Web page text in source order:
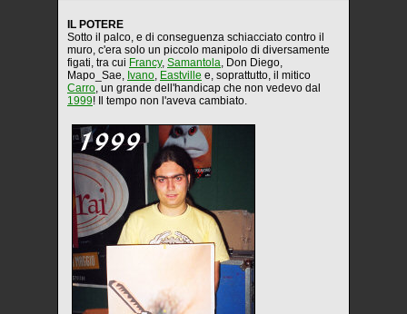
IL POTERE
Sotto il palco, e di conseguenza schiacciato contro il
muro, c'era solo un piccolo manipolo di diversamente
figati, tra cui Francy, Samantola , Don Diego,
Mapo_Sae, Ivano Eastville e, soprattutto, il mitico
Carro , un grande dell'handicap che non vedevo dal
1999! Il tempo non l'aveva cambiato.